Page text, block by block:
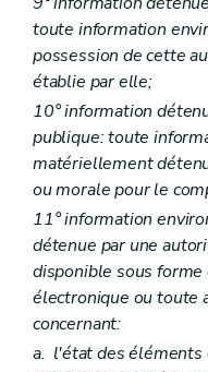
Chapitre II
Art. D113
Titre VII
Art. D114
Art. D115
Art. D116
Art. D117
Art. D118
Art. D119
Art. D120
Art. D121
Titre VIII Coûts
Art. D122
Art. D123
Art. D124
Art. D125
Art. D126
toute information
possession de cette
établie par elle;
10° information
publique: toute
matériellement
ou morale pour le
11° information
détenue par une
disponible sous
électronique ou toute
concernant:
a. l'état des